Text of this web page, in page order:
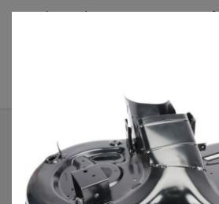
Plateaudecoupe.com : Trouver
Accueil
Plateau de
Plateau de coupe 92 cm
PLUS/14.5K M (2011)